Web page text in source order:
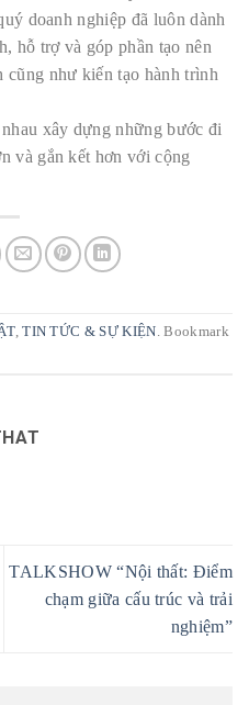
doanh nghiệp đã luôn dành
hỗ trợ và góp phần tạo nên
cũng như kiến tạo hành trình
xây dựng những bước đi
và gắn kết hơn với cộng
,TIN TỨC & SỰ KIỆN. Bookmark
TALKSHOW “Nội thất: Điểm
chạm giữa cấu trúc và trải
nghiệm”